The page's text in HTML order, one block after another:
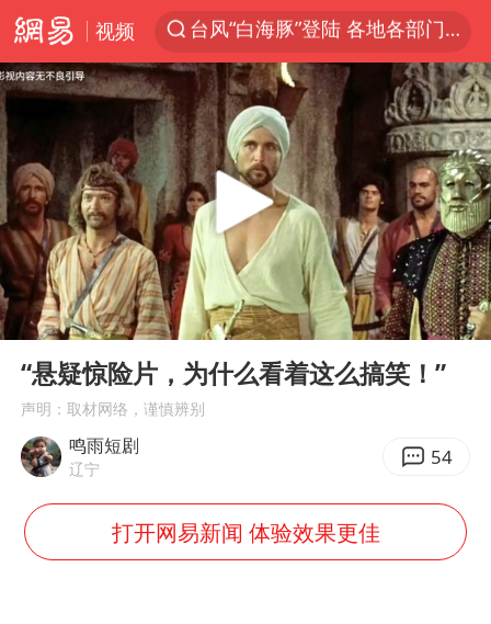
视频
江苏昆山升级发布暴雨红警
白海豚会重现杜苏芮强度吗
人形机器人第一股
中国女篮热身赛再胜尼日利亚女篮
上海地铁4条线路全线停运
宇树申购 中一签有望赚20万元
白海豚路径图
白海豚可深入内陆制造大范围风雨
推研发找资金只为自救？蔡磊回应
NBA传奇教练老尼尔森去世
轰-6K到底是不是战略轰炸机
Play
00:00 00:35
“悬疑惊险片，为什么看着这么搞笑！”
声明：取材网络，谨慎辨别
鸣雨短剧
辽宁 54
打开网易新闻 体验效果更佳